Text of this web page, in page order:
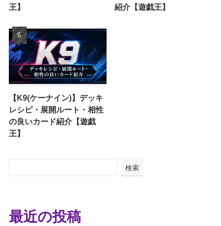
王】
紹介【遊戯王】
【K9(ケーナイン)】デッキ
レシピ・展開ルート・相性
の良いカード紹介【遊戯
王】
検索
最近の投稿